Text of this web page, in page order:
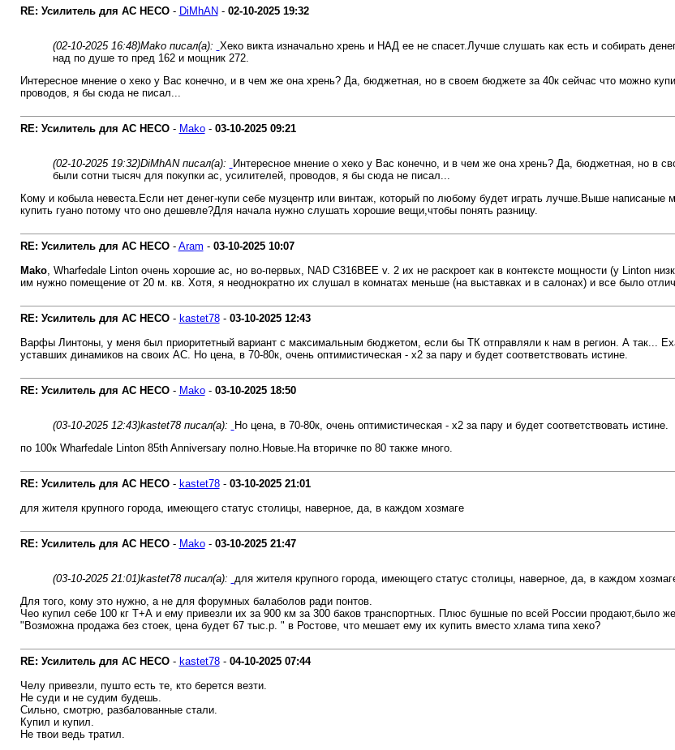
RE: Усилитель для AC HECO- DiMhAN- 02-10-2025 19:32
(02-10-2025 16:48)Mako писал(а): Хеко викта изначально хрень и НАД ее не спасет.Лучше слушать как есть и собирать
над по душе то пред 162 и мощник 272.
Интересное мнение о хеко у Вас конечно, и в чем же она хрень? Да, бюджетная, но в своем бюджете за 40к сейчас что можно
проводов, я бы сюда не писал...
RE: Усилитель для AC HECO- Mako- 03-10-2025 09:21
(02-10-2025 19:32)DiMhAN писал(а):
Интересное мнение о хеко у Вас конечно, и в чем же она хрень? Да, бюджетная, но в
были сотни тысяч для покупки ас, усилителей, проводов, я бы сюда не писал...
Кому и кобыла невеста.Если нет денег-купи себе музцентр или винтаж, который по любому будет играть лучше.Выше написаные
купить гуано потому что оно дешевле?Для начала нужно слушать хорошие вещи,чтобы понять разницу.
RE: Усилитель для AC HECO- Aram - 03-10-2025 10:07
Mako, Wharfedale Linton очень хорошие ас, но во-первых, NAD C316BEE v. 2 их не раскроет как в контексте мощности (у Linton
им нужно помещение от 20 м. кв. Хотя, я неоднократно их слушал в комнатах меньше (на выставках и в салонах) и все было
RE: Усилитель для AC HECO- kastet78- 03-10-2025 12:43
Варфы Линтоны, у меня был приоритетный вариант с максимальным бюджетом, если бы ТК отправляли к нам в регион. А так...
уставших динамиков на своих АС. Но цена, в 70-80к, очень оптимистическая - х2 за пару и будет соответствовать истине.
RE: Усилитель для AC HECO- Mako- 03-10-2025 18:50
(03-10-2025 12:43)kastet78 писал(а):
Но цена, в 70-80к, очень оптимистическая - х2 за пару и будет соответствовать истине.
по 100к Wharfedale Linton 85th Anniversary полно.Новые.На вторичке по 80 также много.
RE: Усилитель для AC HECO- kastet78- 03-10-2025 21:01
для жителя крупного города, имеющего статус столицы, наверное, да, в каждом хозмаге
RE: Усилитель для AC HECO- Mako- 03-10-2025 21:47
(03-10-2025 21:01)kastet78 писал(а):
для жителя крупного города, имеющего статус столицы, наверное, да, в каждом
Для того, кому это нужно, а не для форумных балаболов ради понтов.
Чео купил себе 100 кг Т+А и ему привезли их за 900 км за 300 баков транспортных. Плюс бушные по всей России продают,было
"Возможна продажа без стоек, цена будет 67 тыс.р. " в Ростове, что мешает ему их купить вместо хлама типа хеко?
RE: Усилитель для AC HECO- kastet78- 04-10-2025 07:44
Челу привезли, пушто есть те, кто берется везти.
Не суди и не судим будешь.
Сильно, смотрю, разбалованные стали.
Купил и купил.
Не твои ведь тратил.